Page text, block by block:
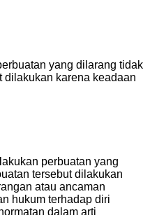
yang dilarang tidak
dilakukan karena keadaan
perbuatan yang
tersebut dilakukan
atau ancaman
hukum terhadap diri
dalam arti